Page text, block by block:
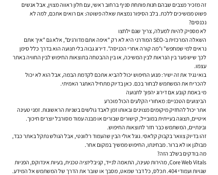
זה מזכיר מצבים שבהם חנות פותחת סניף ברחוב ראשי, עם חלון ראווה מצוין, אבל אנשים
פשוט ממשיכים ללכת. בלב הסיפור נמצאת שאלה פשוטה: אם רואים אתכם, למה לא
נכנסים?
לא מספיק להיות למעלה, צריך שגם ילחצו
השאלה המרכזית ב-SEO המודרני היא לא רק "איפה אתם מדורגים", אלא גם "איך אתם
נראים למי שמחפש" ו"מה קורה אחרי הכניסה". דירוג גבוה בלי תנועה הוא בדרך כלל סימן
לכך שיש פער בין הנראות לבין המשיכה, או בין ההבטחה בתוצאות החיפוש לבין החוויה באתר
עצמו.
בואי נגיד את זה ישיר: מנוע החיפוש יכול להביא אתכם לקדמת הבמה, אבל הוא לא יכול
להכריח את המשתמש לבחור בכם. כאן בדיוק מתחיל האתגר האמיתי.
מי באמת קובע אם דירוג יהפוך לתנועה
הביצועים הטכניים: מאחורי הקלעים הכול מוכרע
אתר יכול להחזיק מיקומים מצוינים ובאותו זמן לאבד גולשים בשניות הראשונות. זמני טעינה
איטיים, תצוגה בעייתית במובייל, קישורים שבורים או מבנה עמוד מסורבל יוצרים חיכוך.
ובינתיים, המשתמש כבר חזר לתוצאות החיפוש.
זהו בדיוק צוואר בקבוק קלאסי. גוגל אולי הבין שהעמוד רלוונטי, אבל הגולש נתקל באתר כבד,
מבולגן או לא ברור. מבחינתו, החיפוש ממשיך במקום אחר.
מה בודקים בשלב הזה?
Core Web Vitals, מהירות טעינה, התאמה לנייד, קניבליזציה טכנית, בעיות אינדוקס, הפניות
שגויות ועמודי 404. תכלס, כל דבר שמאט, מסבך או שובר את הדרך של המשתמש אל המידע.